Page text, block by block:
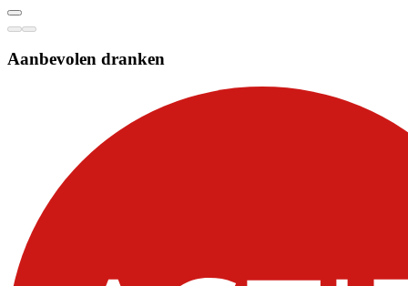
Aanbevolen dranken